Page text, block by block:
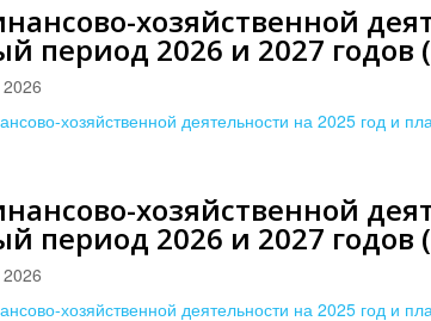
хозяйственной
период 2026 и 2027 годов
хозяйственной деятельности на 2025 год и
хозяйственной
период 2026 и 2027 годов
хозяйственной деятельности на 2025 год и